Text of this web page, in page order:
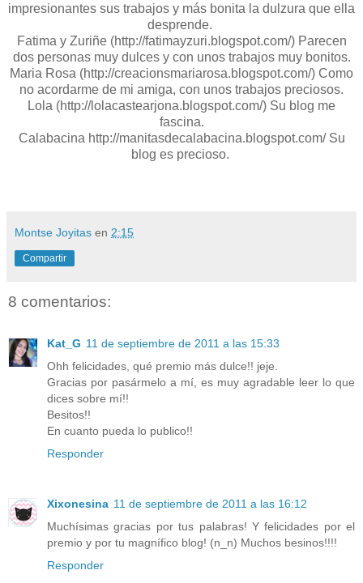
impresionantes sus trabajos y más bonita la dulzura que ella
desprende.
Fatima y Zuriñe (http://fatimayzuri.blogspot.com/) Parecen
dos personas muy dulces y con unos trabajos muy bonitos.
Maria Rosa (http://creacionsmariarosa.blogspot.com/) Como
no acordarme de mi amiga, con unos trabajos preciosos.
Lola (http://lolacastearjona.blogspot.com/) Su blog me
fascina.
Calabacina http://manitasdecalabacina.blogspot.com/ Su
blog es precioso.
Montse Joyitas en 2:15
Compartir
8 comentarios:
Kat_G 11 de septiembre de 2011 a las 15:33
Ohh felicidades, qué premio más dulce!! jeje.
Gracias por pasármelo a mí, es muy agradable leer lo que
dices sobre mí!!
Besitos!!
En cuanto pueda lo publico!!
Responder
Xixonesina 11 de septiembre de 2011 a las 16:12
Muchísimas gracias por tus palabras! Y felicidades por el
premio y por tu magnífico blog! (n_n) Muchos besinos!!!!
Responder